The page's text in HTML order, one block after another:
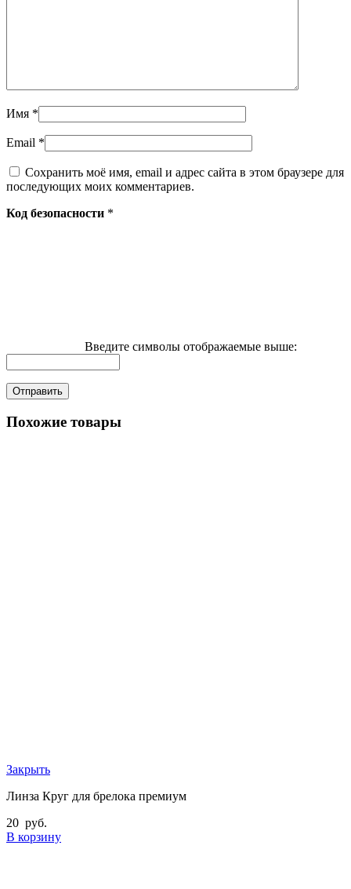
Имя *
Email *
Сохранить моё имя, email и адрес сайта в этом браузере для
последующих моих комментариев.
Код безопасности *
Введите символы отображаемые выше:
Похожие товары
Закрыть
Линза Круг для брелока премиум
20 руб.
В корзину